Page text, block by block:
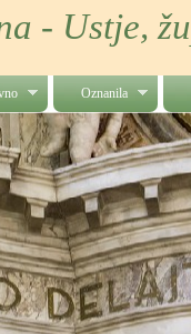
- Ustje,
Oznanila